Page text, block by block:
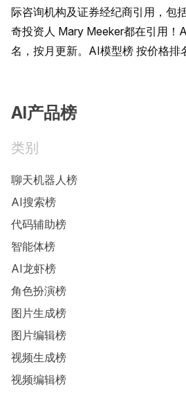
际咨询机构及证券经纪商引用，包
奇投资人 Mary Meeker都在引用！
名，按月更新。AI模型榜 按价格排
AI产品榜
类别
聊天机器人榜
AI搜索榜
代码辅助榜
智能体榜
AI龙虾榜
角色扮演榜
图片生成榜
图片编辑榜
视频生成榜
视频编辑榜